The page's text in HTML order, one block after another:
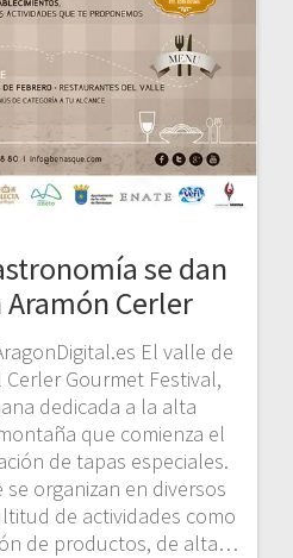
se dan
Cerler
El valle de
Gourmet Festival,
dedicada a la alta
que comienza el
de tapas especiales.
organizan en diversos
de actividades como
de productos, de alta…